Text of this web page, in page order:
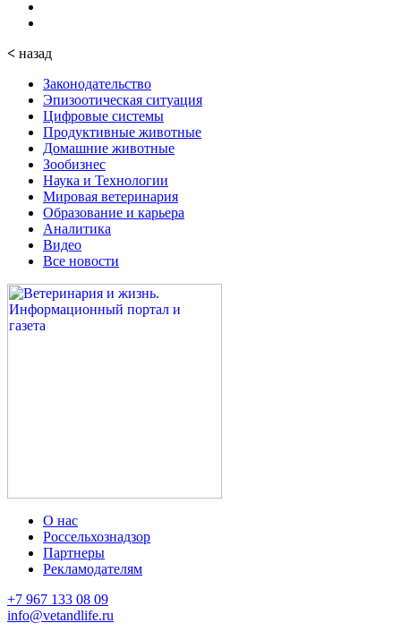
< назад
Законодательство
Эпизоотическая ситуация
Цифровые системы
Продуктивные животные
Домашние животные
Зообизнес
Наука и Технологии
Мировая ветеринария
Образование и карьера
Аналитика
Видео
Все новости
О нас
Россельхознадзор
Партнеры
Рекламодателям
+7 967 133 08 09
info@vetandlife.ru